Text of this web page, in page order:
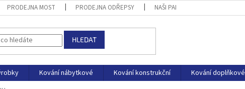
PRODEJNA MOST PRODEJNA ODŘEPSY NAŠI PARTNEŘI
HLEDAT
Kování nábytkové Kování konstrukční Kování doplňkové